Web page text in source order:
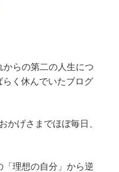
らの第二の人生につ
く休んでいたブログ
かげさまでほぼ毎日、
「理想の自分」から逆